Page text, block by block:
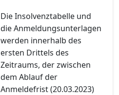
Die Insolvenztabelle und
die Anmeldungsunterlagen
werden innerhalb des
ersten Drittels des
Zeitraums, der zwischen
dem Ablauf der
Anmeldefrist (20.03.2023)